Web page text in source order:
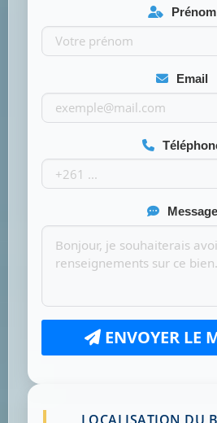
Prénom
Email
Message
ENVOYER LE